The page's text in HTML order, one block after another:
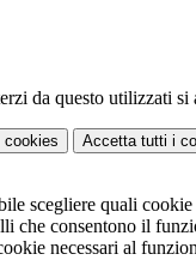
da questo utilizzati
cookies Accetta tutti i
scegliere quali
che consentono il
necessari al